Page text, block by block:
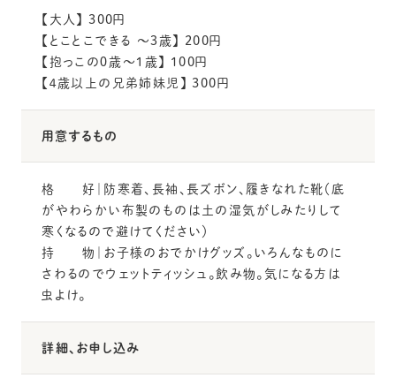
【大人】300円
【とことこできる 〜３歳】 200円
【抱っこの０歳〜１歳】 100円
【４歳以上の兄弟姉妹児】300円
用意するもの
格 好｜防寒着、長袖、長ズボン、履きなれた靴（底
がやわらかい布製のものは土の湿気がしみたりして
寒くなるので避けてください）
持 物｜お子様のおでかけグッズ。いろんなものに
さわるのでウェットティッシュ。飲み物。気になる方は
虫よけ。
詳細、お申し込み